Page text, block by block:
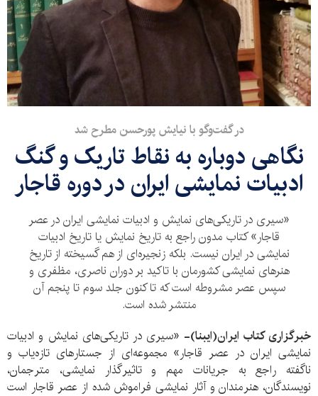
در گفت‌وگو با نیایش پورحسن مطرح شد
نگاهی دوباره به نقاط تاریک و گنگ
ادبیات نمایشی ایران در دوره قاجار
«سیری در تاریکی‌های نمایش و ادبیات نمایشی ایران در عصر
قاجار» کتاب مدون راجع به تاریخ نمایش یا تاریخ ادبیات
نمایشی در ایران نیست. بلکه زنجیره‌ای از هم گسیخته از تاریخ
هنرهای نمایشی کشورمان با تاکید بر دوران ناصری، مظفری و
سپس عصر مشروطه است که تا کنون جلد سوم تا پنجم آن
منتشر شده است.
خبرگزاری کتاب ایران(ایبنا)- «سیری در تاریکی‌های نمایش و ادبیات
نمایشی ایران در عصر قاجار» مجموعه‌ای از جستارهای تازه‌یاب و
ناگفته راجع به جریانات مهم و تاثیر‌گذار نمایشی، مترجمان،
نویسندگان، هنرمندان و آثار نمایشی فراموش شده از عصر قاجار است